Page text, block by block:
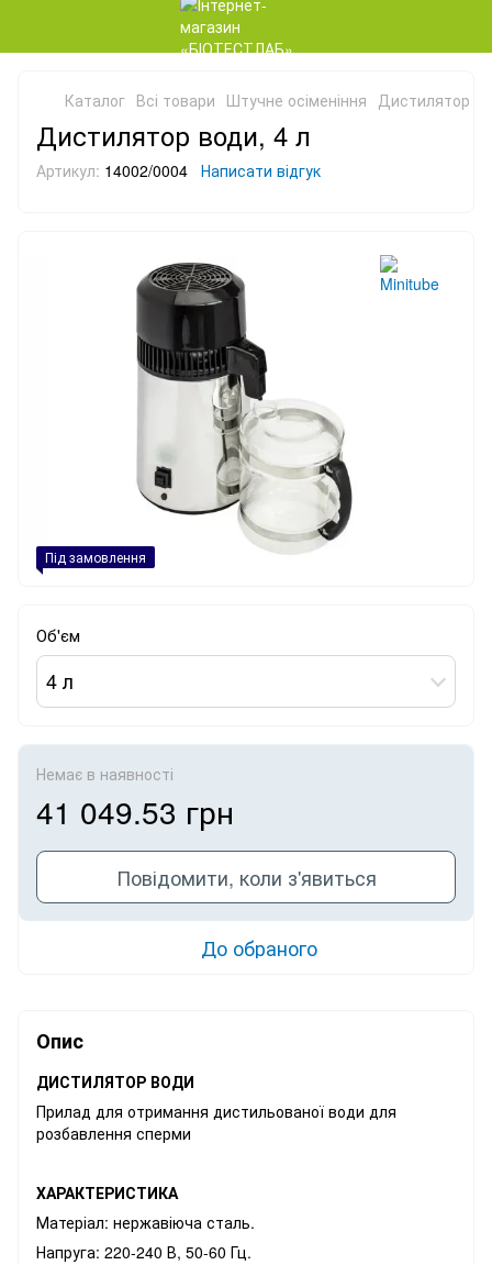
Каталог Всі товари Штучне осіменіння Дистилятор
Дистилятор води, 4 л
Артикул: 14002/0004 Написати відгук
Під замовлення
Об'єм
4 л
Немає в наявності
41 049.53 грн
Повідомити, коли з'явиться
До обраного
Опис
ДИСТИЛЯТОР ВОДИ
Прилад для отримання дистильованої води для
розбавлення сперми
ХАРАКТЕРИСТИКА
Матеріал: нержавіюча сталь.
Напруга: 220-240 В, 50-60 Гц.